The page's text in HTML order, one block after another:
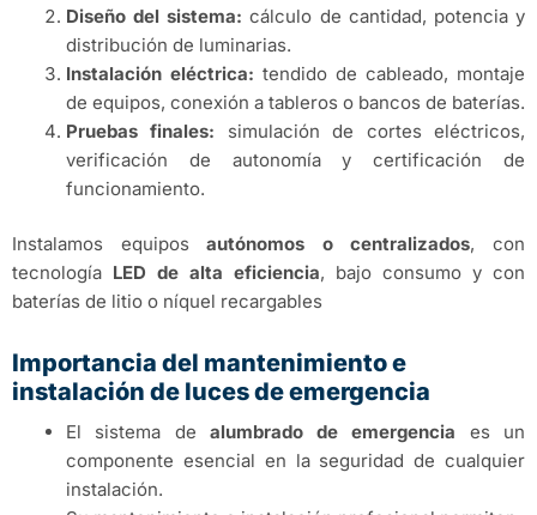
Diseño del sistema: cálculo de cantidad, potencia y
distribución de luminarias.
Instalación eléctrica: tendido de cableado, montaje
de equipos, conexión a tableros o bancos de baterías.
Pruebas finales: simulación de cortes eléctricos,
verificación de autonomía y certificación de
funcionamiento.
Instalamos equiposautónomos o centralizados, con
tecnología LED de alta eficiencia, bajo consumo y con
baterías de litio o níquel recargables
Importancia del mantenimiento e
instalación de luces de emergencia
El sistema de alumbrado de emergencia es un
componente esencial en la seguridad de cualquier
instalación.